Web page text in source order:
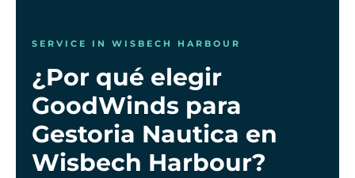
SERVICE IN WISBECH HARBOUR
¿Por qué elegir
GoodWinds para
Gestoria Nautica en
Wisbech Harbour?